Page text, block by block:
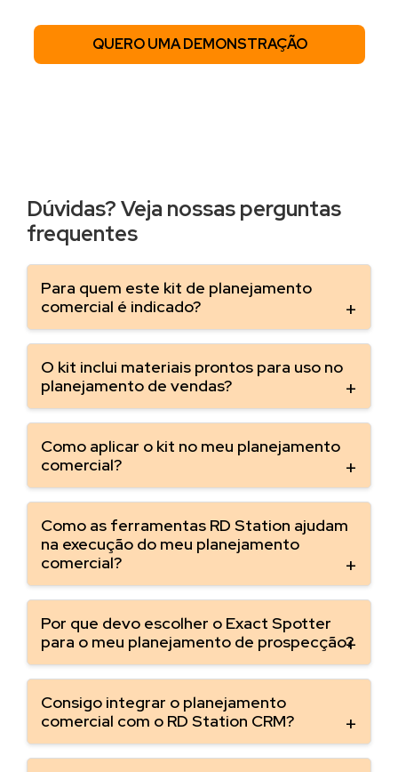
QUERO UMA DEMONSTRAÇÃO
Dúvidas? Veja nossas perguntas
frequentes
Para quem este kit de planejamento
comercial é indicado?
O kit inclui materiais prontos para uso no
planejamento de vendas?
Como aplicar o kit no meu planejamento
comercial?
Como as ferramentas RD Station ajudam
na execução do meu planejamento
comercial?
Por que devo escolher o Exact Spotter
para o meu planejamento de prospecção?
Consigo integrar o planejamento
comercial com o RD Station CRM?